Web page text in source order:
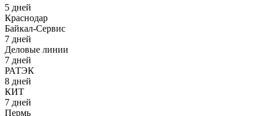
5 дней
Краснодар
Байкал-Сервис
7 дней
Деловые линии
7 дней
РАТЭК
8 дней
КИТ
7 дней
Пермь